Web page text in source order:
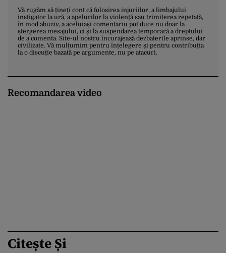
Vă rugăm să țineți cont că folosirea injuriilor, a limbajului
instigator la ură, a apelurilor la violență sau trimiterea repetată,
în mod abuziv, a aceluiași comentariu pot duce nu doar la
ștergerea mesajului, ci și la suspendarea temporară a dreptului
de a comenta. Site-ul nostru încurajează dezbaterile aprinse, dar
civilizate. Vă mulțumim pentru înțelegere și pentru contribuția
la o discuție bazată pe argumente, nu pe atacuri.
Recomandarea video
Citește Și